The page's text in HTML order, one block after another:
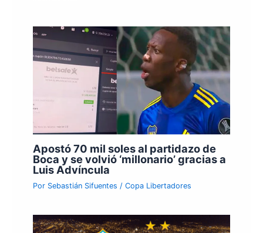
Apostó 70 mil soles al partidazo de
Boca y se volvió ‘millonario’ gracias a
Luis Advíncula
Por Sebastián Sifuentes /Copa Libertadores